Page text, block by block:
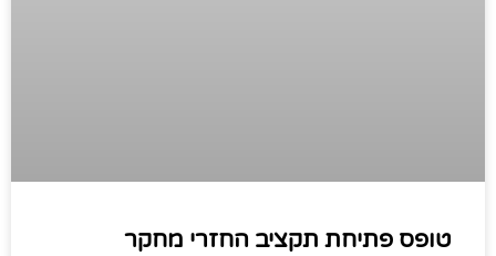
טופס פתיחת תקציב החזרי מחקר